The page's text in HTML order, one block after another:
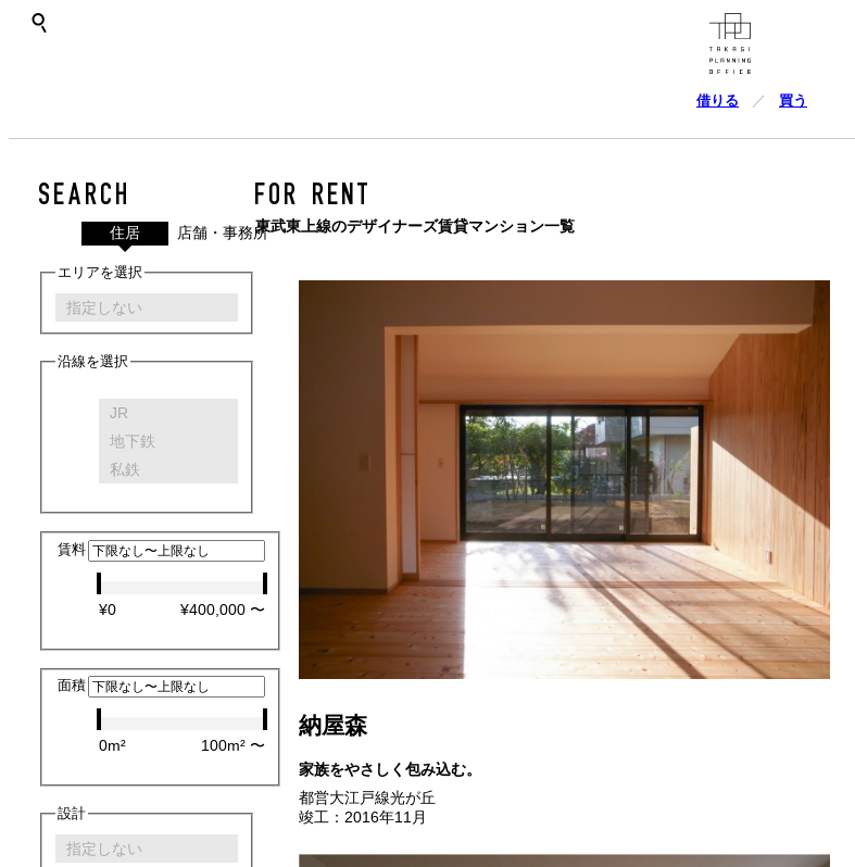
借りる 買う
SEARCH
住居 店舗・事務所
エリアを選択
沿線を選択
賃料
¥0 ¥400,000 〜
面積
0m² 100m² 〜
設計
FOR RENT
東武東上線のデザイナーズ賃貸マンション一覧
納屋森
家族をやさしく包み込む。
都営大江戸線光が丘
竣工：2016年11月